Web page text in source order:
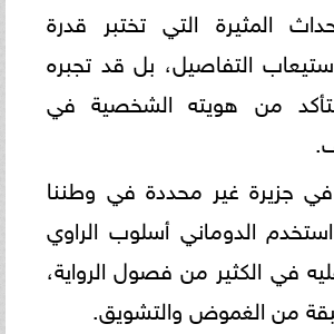
المثيرة التي تختبر قدرة
التفاصيل، بل قد تجبره
من هويته الشخصية في
في جزيرة غير محددة في وطننا
الدوماني أسلوب الراوي
في الكثير من فصول الرواية،
من الغموض والتشويق.